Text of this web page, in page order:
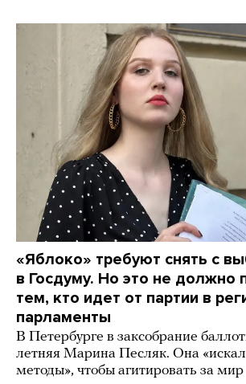
«Яблоко» требуют снять с
в Госдуму. Но это не должно
тем, кто идет от партии в
парламенты
В Петербурге в заксобрание
летняя Марина Песляк. Она
методы», чтобы агитировать за мир